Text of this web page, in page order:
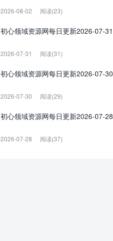
2026-08-02 阅读(23)
初心领域资源网每日更新2026-07-31
2026-07-31 阅读(31)
初心领域资源网每日更新2026-07-30
2026-07-30 阅读(29)
初心领域资源网每日更新2026-07-28
2026-07-28 阅读(37)